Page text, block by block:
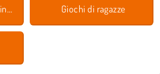
Giochi per Giocatore Singolo Giochi di ragazze